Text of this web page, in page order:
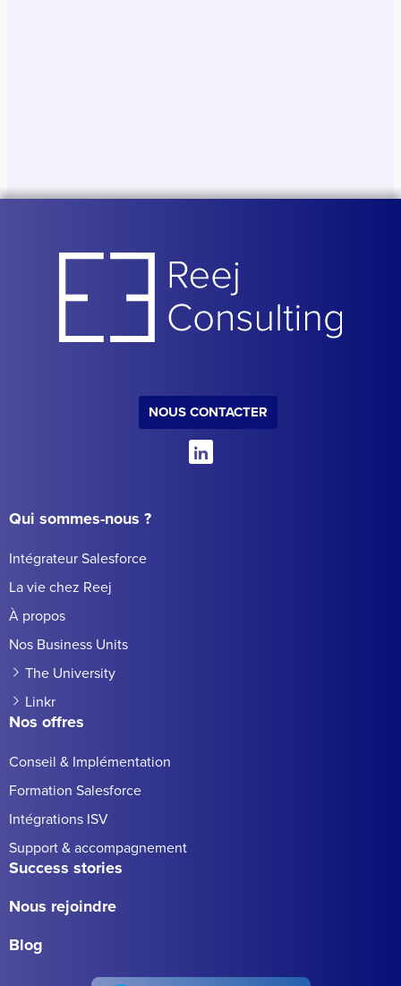
NOUS CONTACTER
Qui sommes-nous ?
Intégrateur Salesforce
La vie chez Reej
À propos
Nos Business Units
The University
Linkr
Nos offres
Conseil & Implémentation
Formation Salesforce
Intégrations ISV
Support & accompagnement
Success stories
Nous rejoindre
Blog